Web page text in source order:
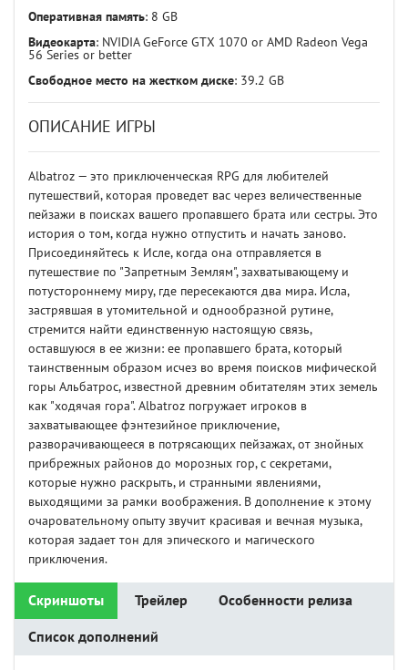
Оперативная память: 8 GB
Видеокарта: NVIDIA GeForce GTX 1070 or AMD Radeon Vega
56 Series or better
Свободное место на жестком диске: 39.2 GB
ОПИСАНИЕ ИГРЫ
Albatroz — это приключенческая RPG для любителей
путешествий, которая проведет вас через величественные
пейзажи в поисках вашего пропавшего брата или сестры. Это
история о том, когда нужно отпустить и начать заново.
Присоединяйтесь к Исле, когда она отправляется в
путешествие по "Запретным Землям", захватывающему и
потустороннему миру, где пересекаются два мира. Исла,
застрявшая в утомительной и однообразной рутине,
стремится найти единственную настоящую связь,
оставшуюся в ее жизни: ее пропавшего брата, который
таинственным образом исчез во время поисков мифической
горы Альбатрос, известной древним обитателям этих земель
как "ходячая гора". Albatroz погружает игроков в
захватывающее фэнтезийное приключение,
разворачивающееся в потрясающих пейзажах, от знойных
прибрежных районов до морозных гор, с секретами,
которые нужно раскрыть, и странными явлениями,
выходящими за рамки воображения. В дополнение к этому
очаровательному опыту звучит красивая и вечная музыка,
которая задает тон для эпического и магического
приключения.
Скриншоты Трейлер Особенности релиза
Список дополнений